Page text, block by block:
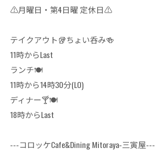
⚠️月曜日・第4日曜 定休日⚠️
テイクアウト🥡ちょい呑み🍻
11時からLast
ランチ🍽
11時から14時30分(LO)
ディナー🍸🍽
18時からLast
---コロッケCafe&Dining Mitoraya-三寅屋---